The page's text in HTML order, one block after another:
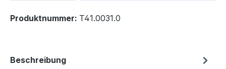
Produktnummer: T41.0031.0
Beschreibung